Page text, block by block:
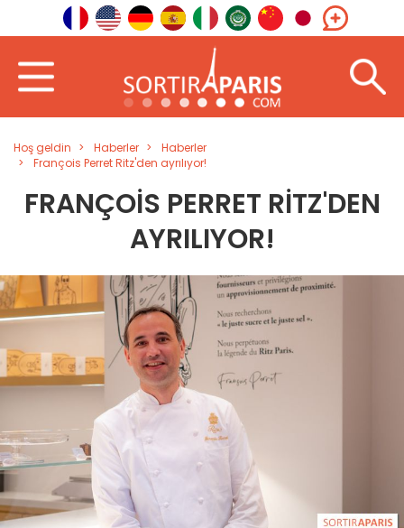
Hoş geldin Haberler
Haberler
François Perret Ritz'den ayrılıyor!
FRANÇOIS PERRET RITZ'DEN
AYRILIYOR!